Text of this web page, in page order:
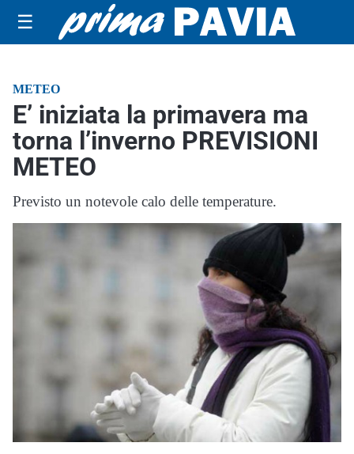
☰
METEO
E’ iniziata la primavera ma
torna l’inverno PREVISIONI
METEO
Previsto un notevole calo delle temperature.